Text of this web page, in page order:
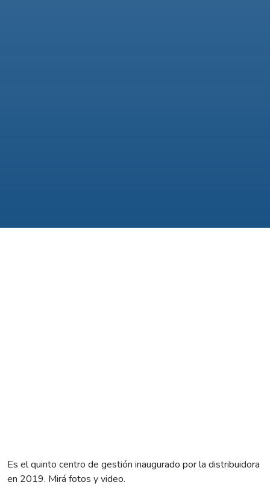
Es el quinto centro de gestión inaugurado por la distribuidora
en 2019. Mirá fotos y video.